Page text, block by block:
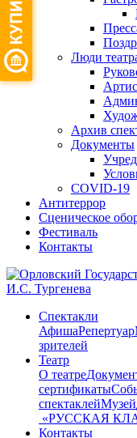
Люди
Архив
Документы
COVID-19
Антитеррор
Сценическое
Фестиваль
Контакты
Спектакли
АфишаРепертуар
зрителей
Театр
О театре
сертификаты
спектаклейМузей
«РУССКАЯ
Контакты